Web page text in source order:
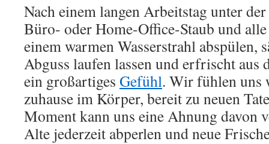
Nach einem langen Arbeitstag unter
Büro- oder Home-Office-Staub und
einem warmen Wasserstrahl abspülen,
Abguss laufen lassen und erfrischt aus
ein großartiges Gefühl. Wir fühlen uns
zuhause im Körper, bereit zu neuen
Moment kann uns eine Ahnung davon
Alte jederzeit abperlen und neue